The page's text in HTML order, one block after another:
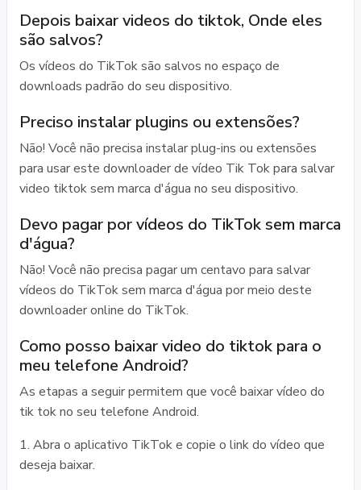
Depois baixar videos do tiktok, Onde eles
são salvos?
Os vídeos do TikTok são salvos no espaço de
downloads padrão do seu dispositivo.
Preciso instalar plugins ou extensões?
Não! Você não precisa instalar plug-ins ou extensões
para usar este downloader de vídeo Tik Tok para salvar
video tiktok sem marca d'água no seu dispositivo.
Devo pagar por vídeos do TikTok sem marca
d'água?
Não! Você não precisa pagar um centavo para salvar
vídeos do TikTok sem marca d'água por meio deste
downloader online do TikTok.
Como posso baixar video do tiktok para o
meu telefone Android?
As etapas a seguir permitem que você baixar vídeo do
tik tok no seu telefone Android.
1. Abra o aplicativo TikTok e copie o link do vídeo que
deseja baixar.